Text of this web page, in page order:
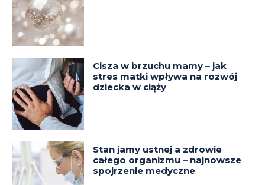
Cisza w brzuchu mamy – jak
stres matki wpływa na rozwój
dziecka w ciąży
Stan jamy ustnej a zdrowie
całego organizmu – najnowsze
spojrzenie medyczne